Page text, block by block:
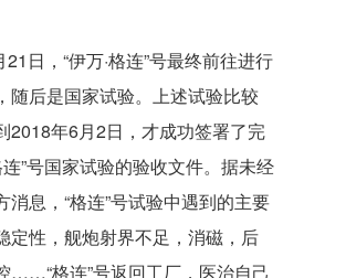
日，“伊万·格连”号最终前往进行
随后是国家试验。上述试验比较
2018年6月2日，才成功签署了完
连”号国家试验的验收文件。据未经
消息，“格连”号试验中遇到的主要
定性，舰炮射界不足，消磁，后
……“格连”号返回工厂，医治自己